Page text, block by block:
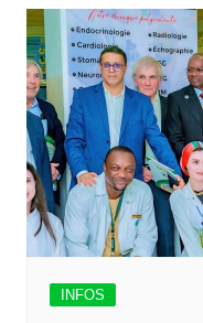
INFOS